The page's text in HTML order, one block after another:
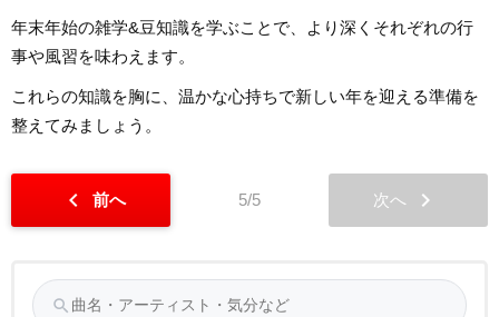
年末年始の雑学&豆知識を学ぶことで、より深くそれぞれの行
事や風習を味わえます。
これらの知識を胸に、温かな心持ちで新しい年を迎える準備を
整えてみましょう。
chevron_left 前へ 5/5 次へ chevron_right
search